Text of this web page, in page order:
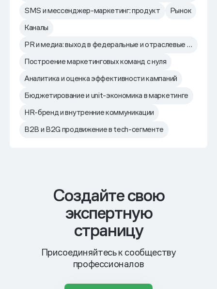
SMS и мессенджер-маркетинг: продукт
Рынок
Каналы
PR и медиа: выход в федеральные и отраслевые издания
Построение маркетинговых команд с нуля
Аналитика и оценка эффективности кампаний
Бюджетирование и unit-экономика в маркетинге
HR-бренд и внутренние коммуникации
B2B и B2G продвижение в tech-сегменте
Cоздайте свою
экспертную
страницу
Присоединяйтесь к сообществу
профессионалов